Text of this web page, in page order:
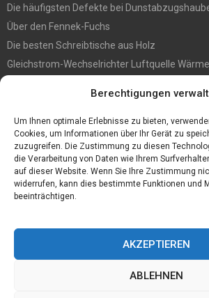
Berechtigungen
Um Ihnen optimale Erlebnisse zu bieten,
Cookies, um Informationen über Ihr Gerät zu
zuzugreifen. Die Zustimmung zu diesen
die Verarbeitung von Daten wie Ihrem
auf dieser Website. Wenn Sie Ihre Zustimmung
widerrufen, kann dies bestimmte Funktionen und
beeinträchtigen.
AKZEPTIEREN
ABLEHNEN
Die häufigsten Defekte bei
Über den Fennek-Fuchs
Die besten Schreibtische aus Holz
Gleichstrom-Wechselrichter Luftquelle
Befall vorbeugen? So werden Sie Holzwürmer
Ein Convoi Exceptionnel gehört in